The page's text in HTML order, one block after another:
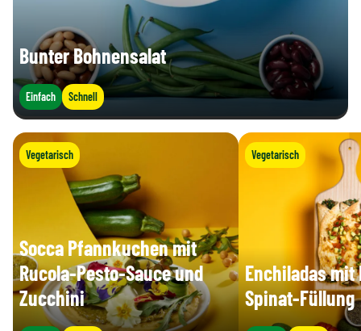
Bunter Bohnensalat
Einfach Schnell
Vegetarisch
Socca Pfannkuchen mit
Rucola-Pesto-Sauce und
Zucchini
Vegetarisch
Enchiladas
Spinat-Füllung